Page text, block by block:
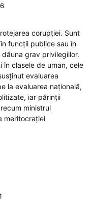
corupției. Sunt
funcții publice sau în
grav privilegiilor.
clasele de uman, cele
evaluarea
la evaluarea națională,
iar părinții
ministrul
meritocrației